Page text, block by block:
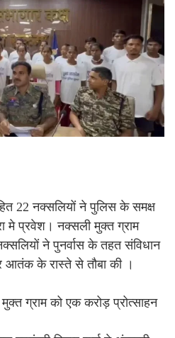
22 नक्सलियों ने पुलिस के समक्ष
मे प्रवेश। नक्सली मुक्त ग्राम
ने पुनर्वास के तहत संविधान
के रास्ते से तौबा की ।
ग्राम को एक करोड़ प्रोत्साहन